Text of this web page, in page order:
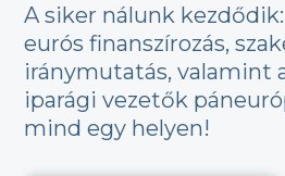
A siker nálunk
eurós finanszírozás,
iránymutatás, valamint
iparági vezetők
mind egy helyen!